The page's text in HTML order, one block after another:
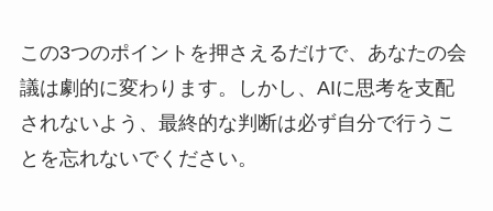
この3つのポイントを押さえるだけで、あなたの会
議は劇的に変わります。しかし、AIに思考を支配
されないよう、最終的な判断は必ず自分で行うこ
とを忘れないでください。